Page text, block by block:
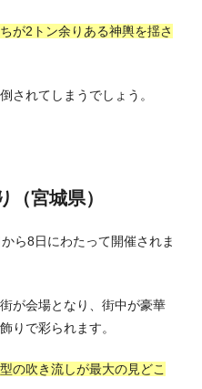
が2トン余りある神輿を揺さ
されてしまうでしょう。
（宮城県）
ら8日にわたって開催されま
が会場となり、街中が豪華
りで彩られます。
の吹き流しが最大の見どこ